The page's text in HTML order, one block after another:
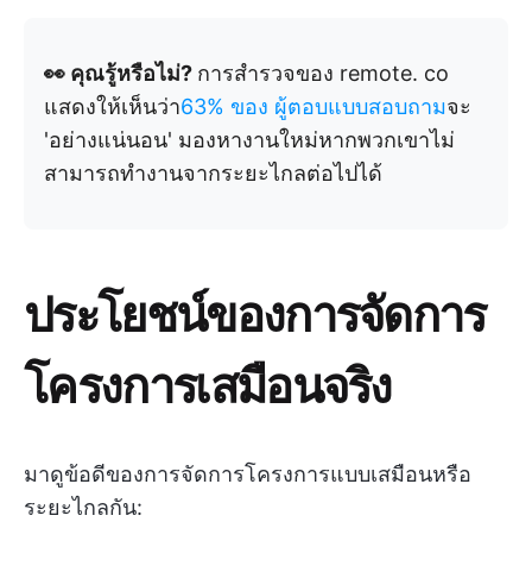
👀 คุณรู้หรือไม่? การสำรวจของ remote. co
แสดงให้เห็นว่า63% ของ ผู้ตอบแบบสอบถามจะ
'อย่างแน่นอน' มองหางานใหม่หากพวกเขาไม่
สามารถทำงานจากระยะไกลต่อไปได้
ประโยชน์ของการจัดการ
โครงการเสมือนจริง
มาดูข้อดีของการจัดการโครงการแบบเสมือนหรือ
ระยะไกลกัน: